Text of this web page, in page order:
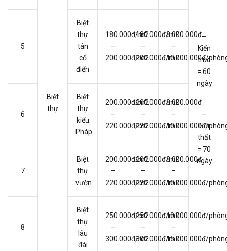
Biệt
thự
–
Kiến
trúc
= 60
ngày
–
Nội
thất
= 70
ngày
5
Biệt
thự
tân
cổ
điển
180.000đ/m2
–
200.000đ/m2
180.000đ/m2
–
200.000đ/m2
8.000.000đ
–
10.000.000đ/
6
Biệt
thự
kiểu
Pháp
200.000đ/m2
–
220.000đ/m2
200.000đ/m2
–
220.000đ/m2
8.000.000đ
–
10.000.000đ/
7
Biệt
thự
vườn
200.000đ/m2
–
220.000đ/m2
200.000đ/m2
–
220.000đ/m2
8.000.000đ
–
10.000.000đ/
8
Biệt
thự
lâu
đài
250.000đ/m2
–
300.000đ/m2
250.000đ/m2
–
300.000đ/m2
10.000.000đ/
–
15.000.000đ/